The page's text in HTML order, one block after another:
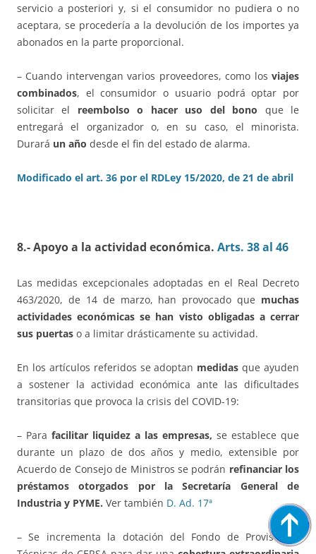
servicio a posteriori y, si el consumidor no pudiera o no
aceptara, se procedería a la devolución de los importes ya
abonados en la parte proporcional.
– Cuando intervengan varios proveedores, como los viajes
combinados, el consumidor o usuario podrá optar por
solicitar el reembolso o hacer uso del bono que le
entregará el organizador o, en su caso, el minorista.
Durará un año desde el fin del estado de alarma.
Modificado el art. 36 por el RDLey 15/2020, de 21 de abril
8.- Apoyo a la actividad económica. Arts. 38 al 46
Las medidas excepcionales adoptadas en el Real Decreto
463/2020, de 14 de marzo, han provocado que muchas
actividades económicas se han visto obligadas a cerrar
sus puertas o a limitar drásticamente su actividad.
En los artículos referidos se adoptan medidas que ayuden
a sostener la actividad económica ante las dificultades
transitorias que provoca la crisis del COVID-19:
– Para facilitar liquidez a las empresas, se establece que
durante un plazo de dos años y medio, extensible por
Acuerdo de Consejo de Ministros se podrán refinanciar los
préstamos otorgados por la Secretaría General de
Industria y PYME. Ver también D. Ad. 17ª
– Se incrementa la dotación del Fondo de Provisiones